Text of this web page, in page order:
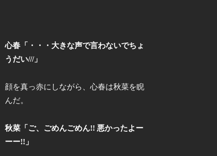
心春「・・・大きな声で言わないでちょ
うだい///」
顔を真っ赤にしながら、心春は秋菜を睨
んだ。
秋菜「ご、ごめんごめん!! 悪かったよー
ーー!!」